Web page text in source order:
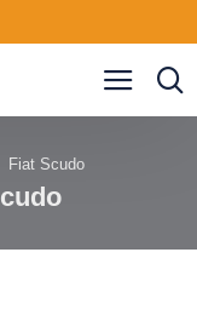
Fiat Scudo